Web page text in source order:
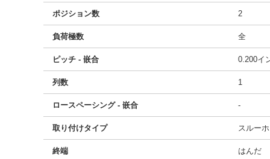
ポジション数 2
負荷極数 全
ピッチ - 嵌合 0.200イ
列数 1
ロースペーシング - 嵌合 -
取り付けタイプ スルー
終端 はんだ